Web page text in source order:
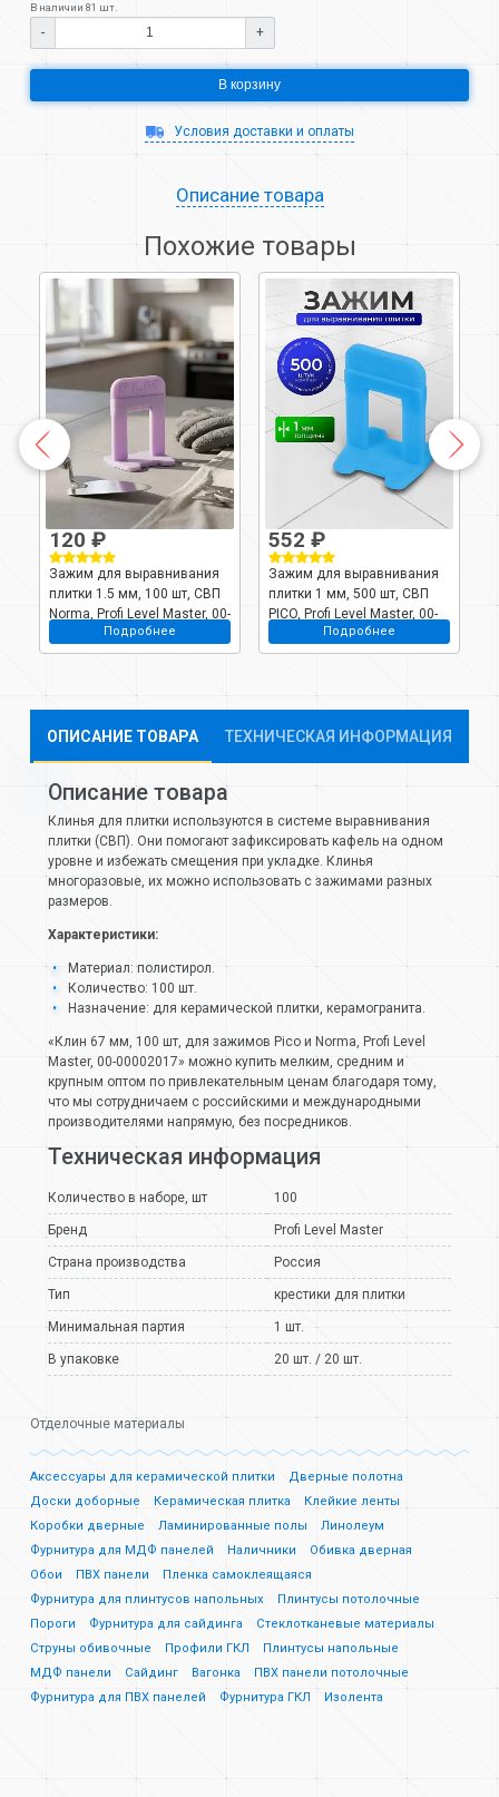
В наличии 81 шт.
- +
В корзину
Условия доставки и оплаты
Описание товара
Похожие товары
120 ₽
Зажим для выравнивания
плитки 1.5 мм, 100 шт, СВП
Norma, Profi Level Master, 00-
00002166Подробнее
552 ₽
Зажим для выравнивания
плитки 1 мм, 500 шт, СВП
PICO, Profi Level Master, 00-
00002167Подробнее
ОПИСАНИЕ ТОВАРА ТЕХНИЧЕСКАЯ ИНФОРМАЦИЯ
Описание товара
Клинья для плитки используются в системе выравнивания
плитки (СВП). Они помогают зафиксировать кафель на одном
уровне и избежать смещения при укладке. Клинья
многоразовые, их можно использовать с зажимами разных
размеров.
Характеристики:
Материал: полистирол.
Количество: 100 шт.
Назначение: для керамической плитки, керамогранита.
«Клин 67 мм, 100 шт, для зажимов Pico и Norma, Profi Level
Master, 00-00002017» можно купить мелким, средним и
крупным оптом по привлекательным ценам благодаря тому,
что мы сотрудничаем с российскими и международными
производителями напрямую, без посредников.
Техническая информация
Количество в наборе, шт 100
Бренд Profi Level Master
Страна производства Россия
Тип крестики для плитки
Минимальная партия 1 шт.
В упаковке 20 шт. / 20 шт.
Отделочные материалы
Аксессуары для керамической плитки
Дверные полотна
Доски доборные
Керамическая плитка
Клейкие ленты
Коробки дверные
Ламинированные полы
Линолеум
Фурнитура для МДФ панелей
Наличники
Обивка дверная
Обои
ПВХ панели
Пленка самоклеящаяся
Фурнитура для плинтусов напольных
Плинтусы потолочные
Пороги
Фурнитура для сайдинга
Стеклотканевые материалы
Струны обивочные
Профили ГКЛ
Плинтусы напольные
МДФ панели
Сайдинг Вагонка
ПВХ панели потолочные
Фурнитура для ПВХ панелей
Фурнитура ГКЛ Изолента